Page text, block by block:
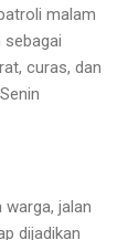
malam
curas, dan
jalan
dijadikan